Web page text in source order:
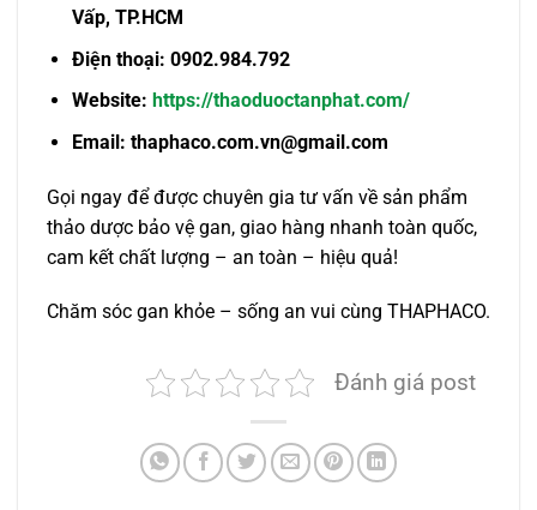
Vấp, TP.HCM
Điện thoại: 0902.984.792
Website: https://thaoduoctanphat.com/
Email: thaphaco.com.vn@gmail.com
Gọi ngay để được chuyên gia tư vấn về sản phẩm
thảo dược bảo vệ gan, giao hàng nhanh toàn quốc,
cam kết chất lượng – an toàn – hiệu quả!
Chăm sóc gan khỏe – sống an vui cùng THAPHACO.
Đánh giá post